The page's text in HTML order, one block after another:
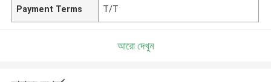
Payment Terms T/T
আরো দেখুন